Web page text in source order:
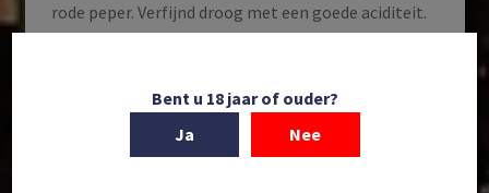
rode peper. Verfijnd droog met een goede aciditeit.
De wijn past uitstekend bij vegetarische gerechten
ook bij de luxe borrel met rilletes van eend en
Bent u 18 jaar of ouder?
Ja
Nee